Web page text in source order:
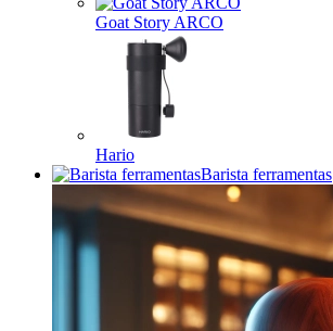
Goat Story ARCO
Hario
Barista ferramentas